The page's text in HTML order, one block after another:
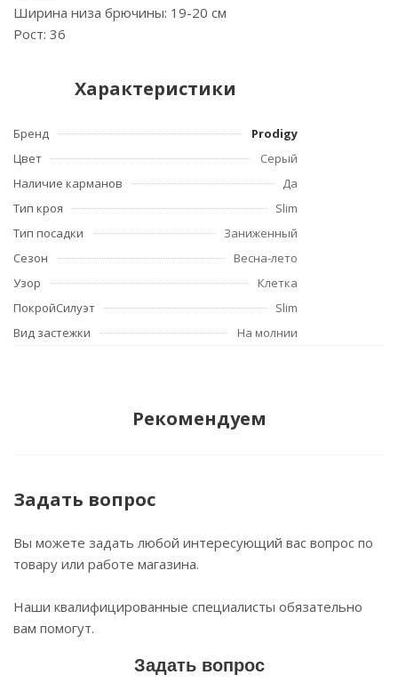
Ширина низа брючины: 19-20 см
Рост: 36
Характеристики
Бренд
Prodigy
Цвет
Серый
Наличие карманов
Да
Тип кроя
Slim
Тип посадки
Заниженный
Сезон
Весна-лето
Узор
Клетка
ПокройСилуэт
Slim
Вид застежки
На молнии
Рекомендуем
Задать вопрос
Вы можете задать любой интересующий вас вопрос по
товару или работе магазина.
Наши квалифицированные специалисты обязательно
вам помогут.
Задать вопрос